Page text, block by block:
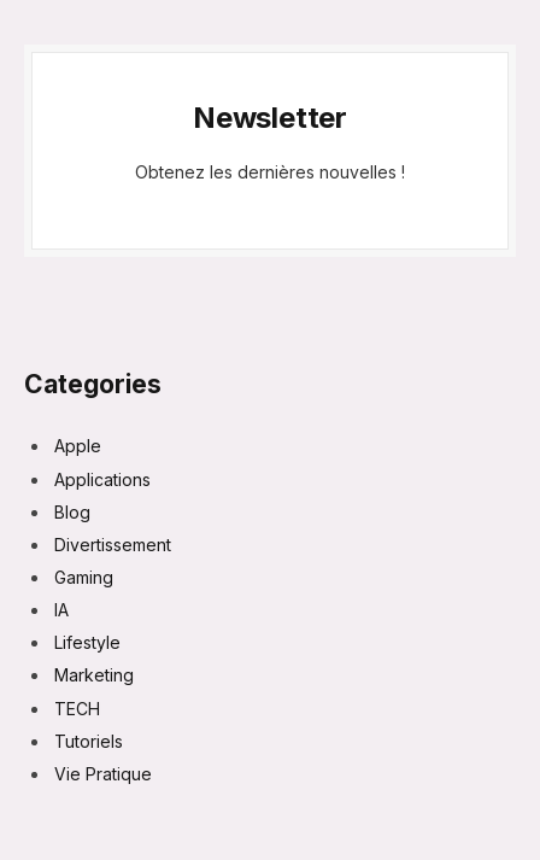
Newsletter
Obtenez les dernières nouvelles !
Categories
Apple
Applications
Blog
Divertissement
Gaming
IA
Lifestyle
Marketing
TECH
Tutoriels
Vie Pratique